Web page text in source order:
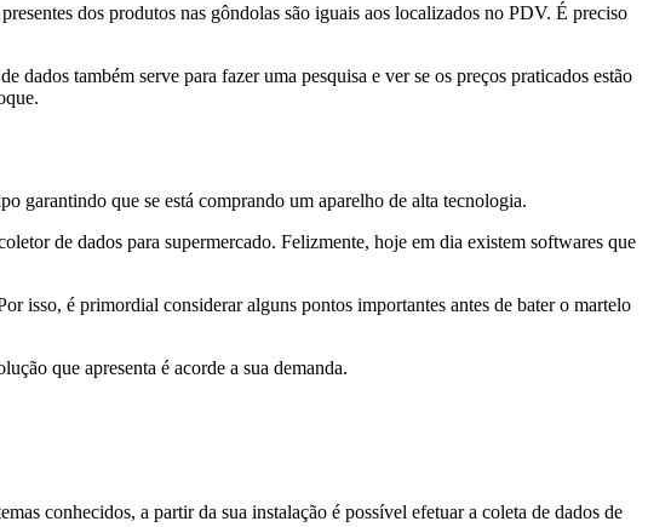
dos produtos nas gôndolas são iguais aos localizados no PDV. É preciso
também serve para fazer uma pesquisa e ver se os preços praticados estão
garantindo que se está comprando um aparelho de alta tecnologia.
de dados para supermercado. Felizmente, hoje em dia existem softwares que
isso, é primordial considerar alguns pontos importantes antes de bater o martelo
que apresenta é acorde a sua demanda.
conhecidos, a partir da sua instalação é possível efetuar a coleta de dados de